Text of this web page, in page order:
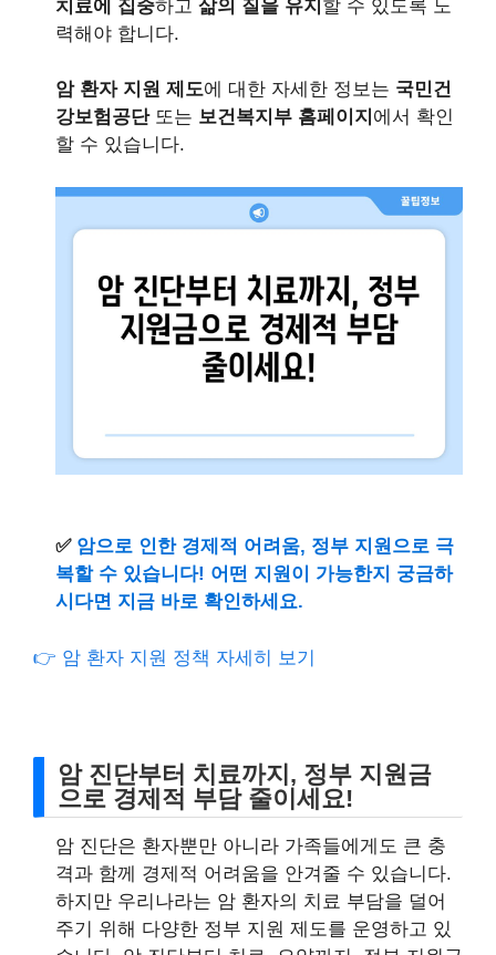
치료에 집중하고 삶의 질을 유지 할 수 있도록 노
력해야 합니다.
암 환자 지원 제도에 대한 자세한 정보는 국민건
강보험공단또는 보건복지부 홈페이지 에서 확인
할 수 있습니다.
✅ 암으로 인한 경제적 어려움, 정부 지원으로 극
복할 수 있습니다! 어떤 지원이 가능한지 궁금하
시다면 지금 바로 확인하세요.
👉 암 환자 지원 정책 자세히 보기
암 진단부터 치료까지, 정부 지원금
으로 경제적 부담 줄이세요!
암 진단은 환자뿐만 아니라 가족들에게도 큰 충
격과 함께 경제적 어려움을 안겨줄 수 있습니다.
하지만 우리나라는 암 환자의 치료 부담을 덜어
주기 위해 다양한 정부 지원 제도를 운영하고 있